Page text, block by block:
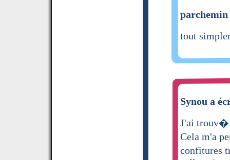
tout
Synou a
J'ai
Cela m'a
confitures